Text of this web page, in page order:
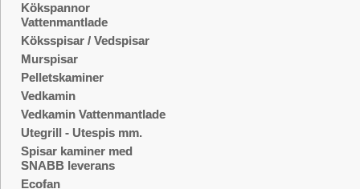
Kökspannor
Vattenmantlade
Köksspisar / Vedspisar
Murspisar
Pelletskaminer
Vedkamin
Vedkamin Vattenmantlade
Utegrill - Utespis mm.
Spisar kaminer med
SNABB leverans
Ecofan